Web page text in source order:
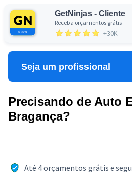
GetNinjas - Cliente
Receba orçamentos grátis
+30K
Seja um profissional
Precisando de Auto
Bragança?
Até 4 orçamentos grátis e